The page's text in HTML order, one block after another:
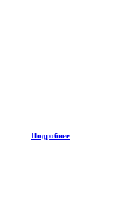
Подробнее